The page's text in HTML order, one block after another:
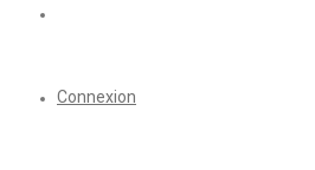
Connexion